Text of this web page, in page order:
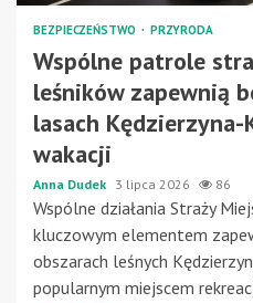
BEZPIECZEŃSTWO PRZYRODA
Wspólne patrole
leśników zapewnią
lasach Kędzierzyna-
wakacji
Anna Dudek 3 lipca 2026 86
Wspólne działania Straży
kluczowym elementem
obszarach leśnych
popularnym miejscem